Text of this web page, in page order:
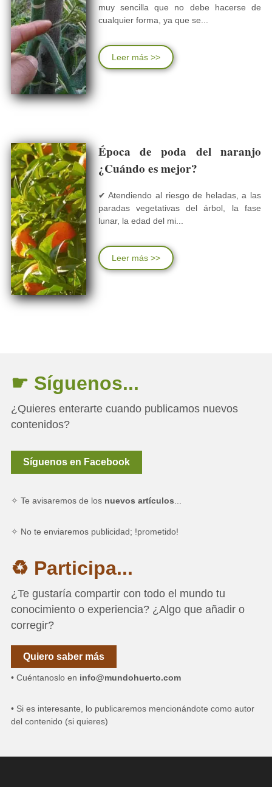
muy sencilla que no debe hacerse de
cualquier forma, ya que se...
Leer más >>
Época de poda del naranjo
¿Cuándo es mejor?
✔ Atendiendo al riesgo de heladas, a las
paradas vegetativas del árbol, la fase
lunar, la edad del mi...
Leer más >>
☛ Síguenos...
¿Quieres enterarte cuando publicamos nuevos
contenidos?
Síguenos en Facebook
✧ Te avisaremos de los nuevos artículos
✧ No te enviaremos publicidad; !prometido!
♻ Participa...
¿Te gustaría compartir con todo el mundo tu
conocimiento o experiencia? ¿Algo que añadir o
corregir?
Quiero saber más
• Cuéntanoslo en info@mundohuerto.com
• Si es interesante, lo publicaremos mencionándote como autor
del contenido (si quieres)